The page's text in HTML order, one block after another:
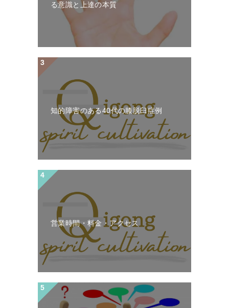
る意識と上達の本質
知的障害のある40代の膝脱臼症例
営業時間・料金・アクセス